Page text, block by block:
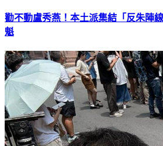
勸不動盧秀燕！本土派集結「反朱陣
魁